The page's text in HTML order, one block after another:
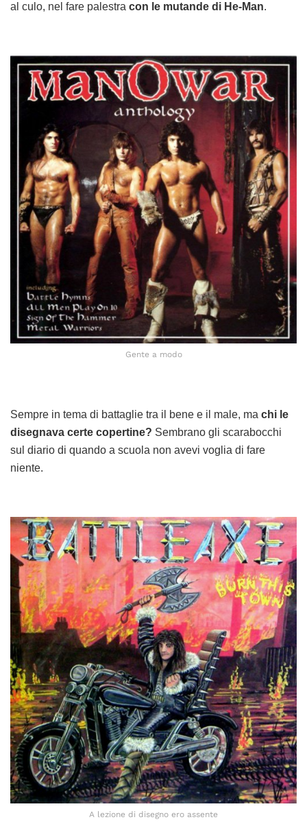
al culo, nel fare palestra con le mutande di He-Man.
Gente a modo
Sempre in tema di battaglie tra il bene e il male, ma chi le
disegnava certe copertine? Sembrano gli scarabocchi
sul diario di quando a scuola non avevi voglia di fare
niente.
A lezione di disegno ero assente